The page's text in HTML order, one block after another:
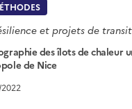
et projets de
des îlots de chaleur
de Nice